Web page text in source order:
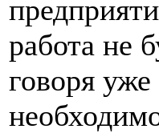
работа не
говоря